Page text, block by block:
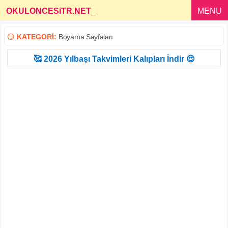
OKULONCESiTR.NET MENU
😏 KATEGORİ: Boyama Sayfaları
🥰 2026 Yılbaşı Takvimleri Kalıpları İndir 😍